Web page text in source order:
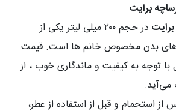
برایت
در حجم۲۰۰میلی لیتر یکی از
های بدن مخصوص خانم ها است. قیمت
توجه به کیفیت و ماندگاری خوب ، از
می‌آید.
از استحمام و قبل از استفاده از عطر،